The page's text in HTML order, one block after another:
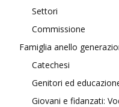
Settori
Commissione
Famiglia anello
Catechesi
Genitori ed
Giovani e fidanzati: